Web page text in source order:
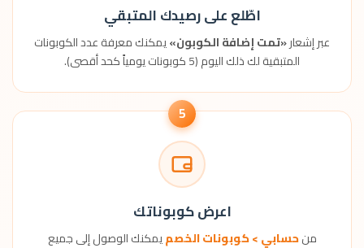
اطّلع على رصيدك المتبقي
عبر إشعار«تمت إضافة الكوبون»يمكنك معرفة عدد الكوبونات
المتبقية لك ذلك اليوم (5 كوبونات يومياً كحد أقصى).
5
اعرض كوبوناتك
منحسابي > كوبونات الخصميمكنك الوصول إلى جميع